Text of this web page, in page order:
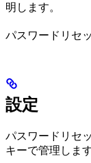
明します。
パスワードリセ
設定
パスワードリセ
キーで管理します